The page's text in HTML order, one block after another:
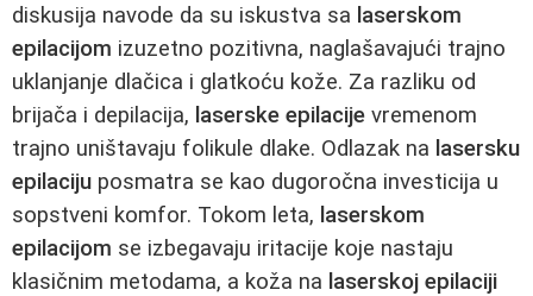
diskusija navode da su iskustva sa laserskom
epilacijom izuzetno pozitivna, naglašavajući trajno
uklanjanje dlačica i glatkoću kože. Za razliku od
brijača i depilacija, laserske epilacije vremenom
trajno uništavaju folikule dlake. Odlazak na lasersku
epilaciju posmatra se kao dugoročna investicija u
sopstveni komfor. Tokom leta, laserskom
epilacijom se izbegavaju iritacije koje nastaju
klasičnim metodama, a koža na laserskoj epilaciji